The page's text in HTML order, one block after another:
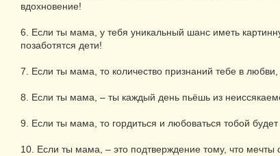
вдохновение!
6. Если ты мама, у тебя уникальный шанс иметь
позаботятся дети!
7. Если ты мама, то количество признаний тебе в
8. Если ты мама, – ты каждый день пьёшь из
9. Если ты мама, то гордиться и любоваться тобой
10. Если ты мама, – это подтверждение тому, что мечты